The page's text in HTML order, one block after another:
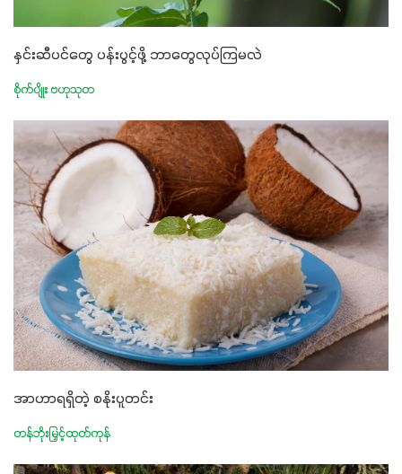
နှင်းဆီပင်တွေ ပန်းပွင့်ဖို့ ဘာတွေလုပ်ကြမလဲ
စိုက်ပျိုး ဗဟုသုတ
အာဟာရရှိတဲ့ စနိုးပူတင်း
တန်ဘိုးမြှင့်ထုတ်ကုန်